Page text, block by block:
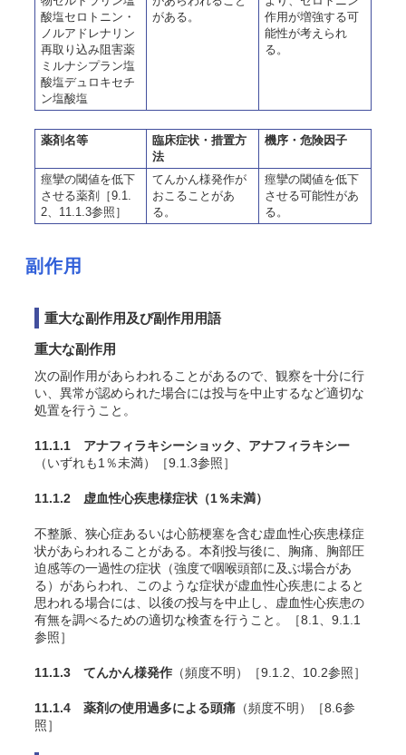
酸塩セロトニン・
ノルアドレナリン
再取り込み阻害薬
ミルナシプラン塩
酸塩デュロキセチ
ン塩酸塩
がある。
作用が増強する可
能性が考えられ
る。
薬剤名等
臨床症状・措置方
法
機序・危険因子
痙攣の閾値を低下
させる薬剤［9.1.
2、11.1.3参照］
てんかん様発作が
おこることがあ
る。
痙攣の閾値を低下
させる可能性があ
る。
副作用
重大な副作用及び副作用用語
重大な副作用
次の副作用があらわれることがあるので、観察を十分に行
い、異常が認められた場合には投与を中止するなど適切な
処置を行うこと。
11.1.1 アナフィラキシーショック、アナフィラキシー
（いずれも1％未満）［9.1.3参照］
11.1.2 虚血性心疾患様症状 （1％未満）
不整脈、狭心症あるいは心筋梗塞を含む虚血性心疾患様症
状があらわれることがある。本剤投与後に、胸痛、胸部圧
迫感等の一過性の症状（強度で咽喉頭部に及ぶ場合があ
る）があらわれ、このような症状が虚血性心疾患によると
思われる場合には、以後の投与を中止し、虚血性心疾患の
有無を調べるための適切な検査を行うこと。［8.1、9.1.1
参照］
11.1.3 てんかん様発作 （頻度不明）［9.1.2、10.2参照］
11.1.4 薬剤の使用過多による頭痛 （頻度不明）［8.6参
照］